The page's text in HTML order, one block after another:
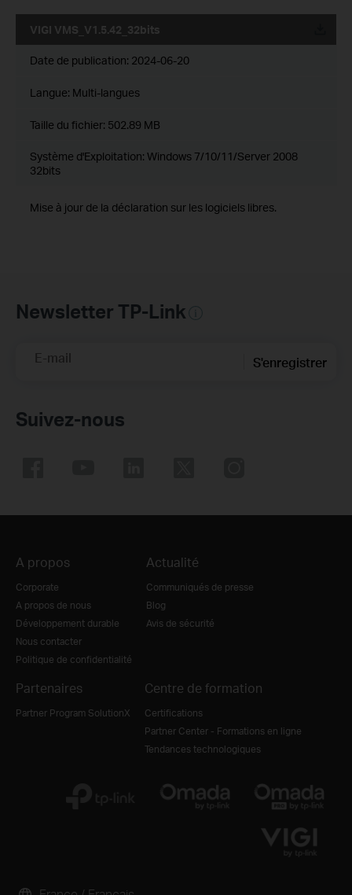
VIGI VMS_V1.5.42_32bits
Date de publication: 2024-06-20
Langue: Multi-langues
Taille du fichier: 502.89 MB
Système d'Exploitation: Windows 7/10/11/Server 2008
32bits
Mise à jour de la déclaration sur les logiciels libres.
Newsletter TP-Link
E-mail S'enregistrer
Suivez-nous
A propos
Corporate
A propos de nous
Développement durable
Nous contacter
Politique de confidentialité
Actualité
Communiqués de presse
Blog
Avis de sécurité
Partenaires
Partner Program SolutionX
Centre de formation
Certifications
Partner Center - Formations en ligne
Tendances technologiques